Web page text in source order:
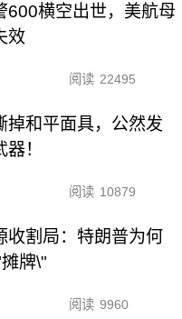
600横空出世，美航母
效
阅读 22495
掉和平面具，公然发
！
阅读 10879
收割局：特朗普为何
牌\"
阅读 9960